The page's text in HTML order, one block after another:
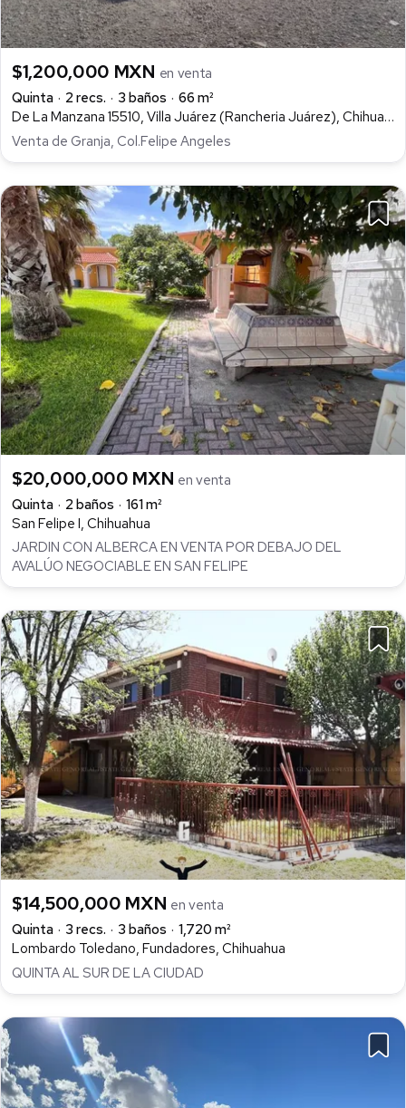
$1,200,000 MXN en venta
Quinta
2 recs. 3 baños
66 m²
De La Manzana 15510, Villa Juárez (Rancheria Juárez), Chihuahua
Venta de Granja, Col.Felipe Angeles
$20,000,000 MXN en venta
Quinta
2 baños
161 m²
San Felipe I, Chihuahua
JARDIN CON ALBERCA EN VENTA POR DEBAJO DEL
AVALÚO NEGOCIABLE EN SAN FELIPE
$14,500,000 MXN en venta
Quinta
3 recs. 3 baños
1,720 m²
Lombardo Toledano, Fundadores, Chihuahua
QUINTA AL SUR DE LA CIUDAD